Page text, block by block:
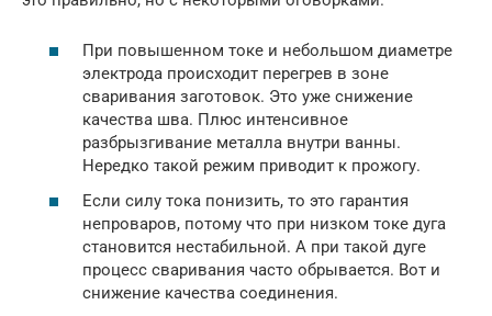
При повышенном токе и небольшом диаметре
электрода происходит перегрев в зоне
сваривания заготовок. Это уже снижение
качества шва. Плюс интенсивное
разбрызгивание металла внутри ванны.
Нередко такой режим приводит к прожогу.
Если силу тока понизить, то это гарантия
непроваров, потому что при низком токе дуга
становится нестабильной. А при такой дуге
процесс сваривания часто обрывается. Вот и
снижение качества соединения.